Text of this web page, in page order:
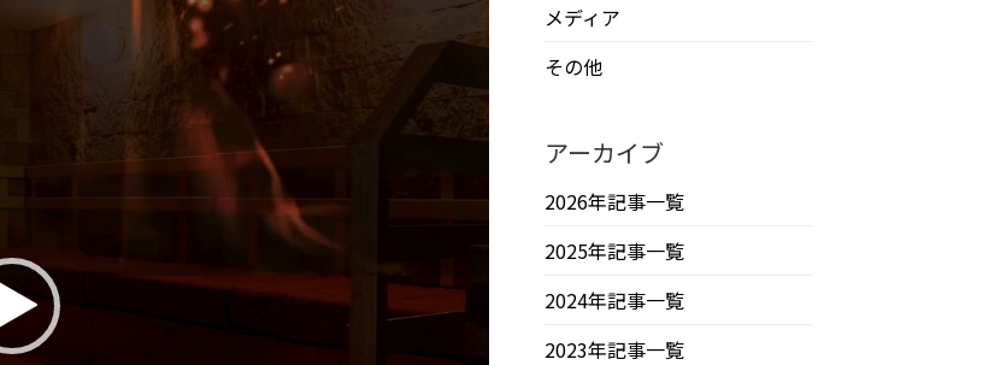
メディア
その他
アーカイブ
2026年記事一覧
2025年記事一覧
2024年記事一覧
2023年記事一覧